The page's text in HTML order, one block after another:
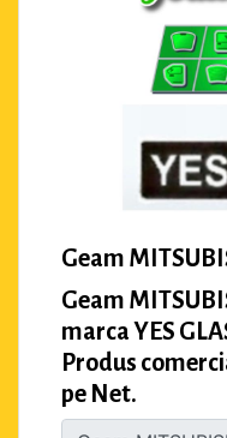
Geam
Geam
marca YES
Produs
pe Net.